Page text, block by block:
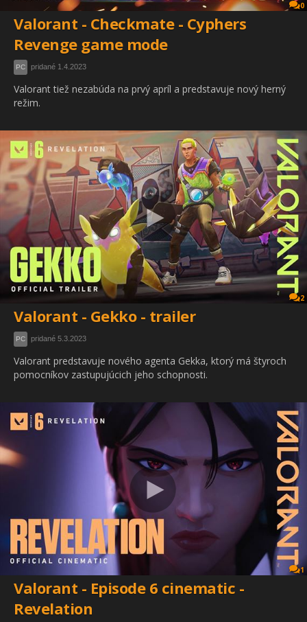
0
Valorant - Checkmate - Cyphers
Revenge game mode
PC pridané 1.4.2023
Valorant tiež nezabúda na prvý apríl a predstavuje nový herný
režim.
2
Valorant - Gekko - trailer
PC pridané 5.3.2023
Valorant predstavuje nového agenta Gekka, ktorý má štyroch
pomocníkov zastupujúcich jeho schopnosti.
1
Valorant - Episode 6 cinematic -
Revelation